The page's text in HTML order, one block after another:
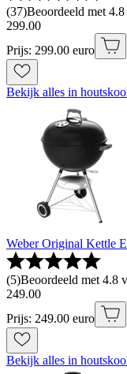
(37)Beoordeeld met
299.00
Prijs: 299.00 euro
Bekijk alles in
Weber Original Kettle
(5)Beoordeeld met 4.8
249.00
Prijs: 249.00 euro
Bekijk alles in